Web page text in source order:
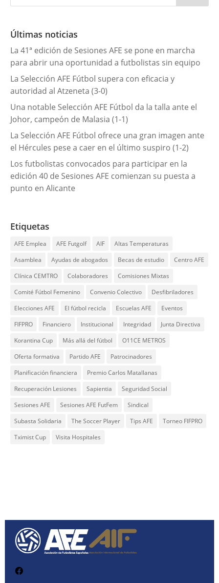
g
r
a
s
Últimas noticias
La 41ª edición de Sesiones AFE se pone en marcha
para abrir una oportunidad a futbolistas sin equipo
La Selección AFE Fútbol supera con eficacia y
autoridad al Atzeneta (3-0)
Una notable Selección AFE Fútbol da la talla ante el
Johor, campeón de Malasia (1-1)
La Selección AFE Fútbol ofrece una gran imagen ante
el Hércules pese a caer en el último suspiro (1-2)
Los futbolistas convocados para participar en la
edición 40 de Sesiones AFE comienzan su puesta a
punto en Alicante
Etiquetas
AFE Emplea AFE Futgolf AIF
Altas Temperaturas
Asamblea
Ayudas de abogados Becas de estudio
Centro AFE
Clínica CEMTRO
Colaboradores
Comisiones Mixtas
Comité Fútbol Femenino
Convenio Colectivo
Desfibriladores
Elecciones AFE
El fútbol recicla Escuelas AFE
Eventos
FIFPRO
Financiero Institucional Integridad
Junta Directiva
Korantina Cup
Más allá del fútbol
O11CE METROS
Oferta formativa
Partido AFE
Patrocinadores
Planificación financiera
Premio Carlos Matallanas
Recuperación Lesiones
Sapientia
Seguridad Social
Sesiones AFE
Sesiones AFE FutFem
Sindical
Subasta Solidaria
The Soccer Player Tips AFE
Torneo FIFPRO
Tximist Cup
Visita Hospitales